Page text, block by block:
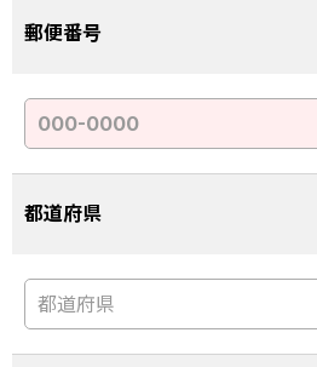
郵便番号
都道府県